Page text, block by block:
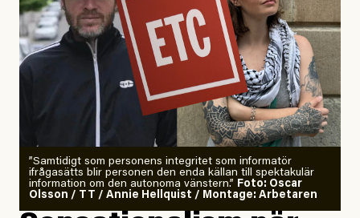
”Samtidigt som personens integritet som informatör
ifrågasätts blir personen den enda källan till spektakulär
information om den autonoma vänstern.” Foto: Oscar
Olsson / TT / Annie Hellquist / Montage: Arbetaren